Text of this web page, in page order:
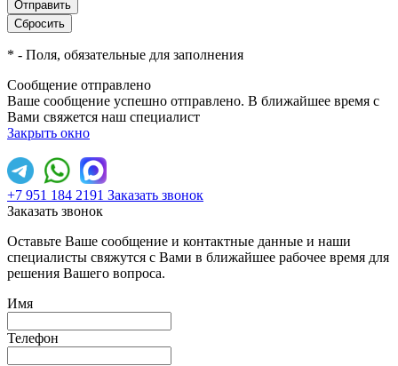
* - Поля, обязательные для заполнения
Сообщение отправлено
Ваше сообщение успешно отправлено. В ближайшее время с
Вами свяжется наш специалист
Закрыть окно
+7 951 184 2191 Заказать звонок
Заказать звонок
Оставьте Ваше сообщение и контактные данные и наши
специалисты свяжутся с Вами в ближайшее рабочее время для
решения Вашего вопроса.
Имя
Телефон